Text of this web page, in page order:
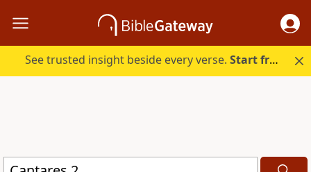
See trusted insight beside every verse.Start free.